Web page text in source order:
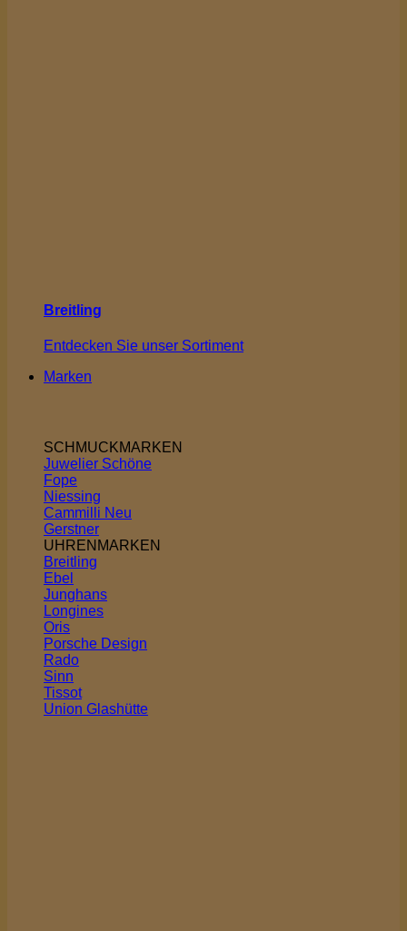
Breitling
Entdecken Sie unser Sortiment
Marken
SCHMUCKMARKEN
Juwelier Schöne
Fope
Niessing
Cammilli
Gerstner
UHRENMARKEN
Breitling
Ebel
Junghans
Longines
Oris
Porsche Design
Rado
Sinn
Tissot
Union Glashütte